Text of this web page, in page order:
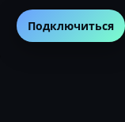
Подключиться